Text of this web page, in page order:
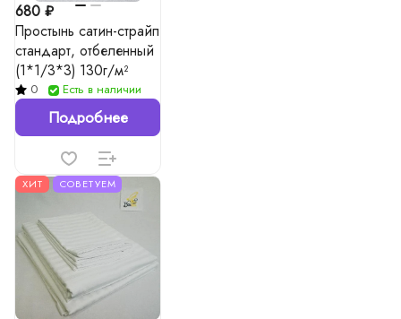
680 ₽
Простынь сатин-страйп
стандарт, отбеленный
(1*1/3*3) 130г/м²
0 Есть в наличии
Подробнее
ХИТ СОВЕТУЕМ